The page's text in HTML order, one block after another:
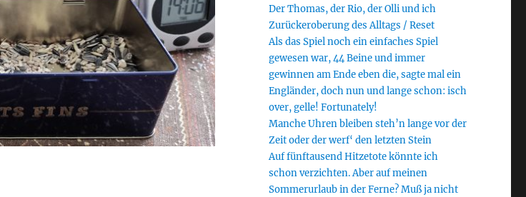
Der Thomas, der Rio, der Olli und ich
Zurückeroberung des Alltags / Reset
Als das Spiel noch ein einfaches Spiel
gewesen war, 44 Beine und immer
gewinnen am Ende eben die, sagte mal ein
Engländer, doch nun und lange schon: isch
over, gelle! Fortunately!
Manche Uhren bleiben steh’n lange vor der
Zeit oder der werf‘ den letzten Stein
Auf fünftausend Hitzetote könnte ich
schon verzichten. Aber auf meinen
Sommerurlaub in der Ferne? Muß ja nicht